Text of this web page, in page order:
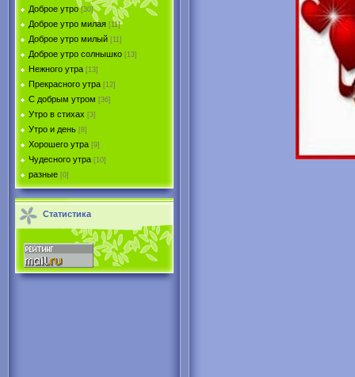
Доброе утро [30]
Доброе утро милая [11]
Доброе утро милый [11]
Доброе утро солнышко [13]
Нежного утра [13]
Прекрасного утра [12]
С добрым утром [36]
Утро в стихах [3]
Утро и день [8]
Хорошего утра [9]
Чудесного утра [10]
разные [0]
Статистика